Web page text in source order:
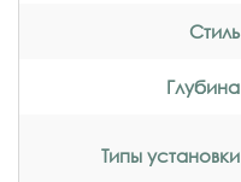
Стиль
Глубина
Типы установки